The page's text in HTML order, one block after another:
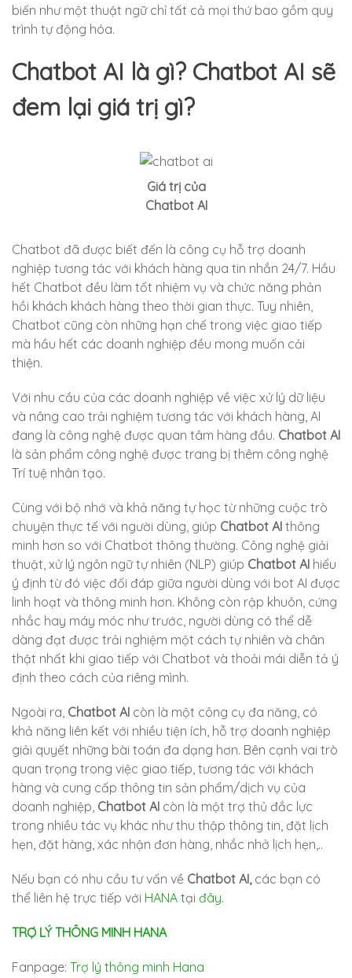
biến như một thuật ngữ chỉ tất cả mọi thứ bao gồm quy
trình tự động hóa.
Chatbot AI là gì? Chatbot AI sẽ
đem lại giá trị gì?
Giá trị của
Chatbot AI
Chatbot đã được biết đến là công cụ hỗ trợ doanh
nghiệp tương tác với khách hàng qua tin nhắn 24/7. Hầu
hết Chatbot đều làm tốt nhiệm vụ và chức năng phản
hồi khách khách hàng theo thời gian thực. Tuy nhiên,
Chatbot cũng còn những hạn chế trong việc giao tiếp
mà hầu hết các doanh nghiệp đều mong muốn cải
thiện.
Với nhu cầu của các doanh nghiệp về việc xử lý dữ liệu
và nâng cao trải nghiệm tương tác với khách hàng, AI
đang là công nghệ được quan tâm hàng đầu. Chatbot AI
là sản phẩm công nghệ được trang bị thêm công nghệ
Trí tuệ nhân tạo.
Cùng với bộ nhớ và khả năng tự học từ những cuộc trò
chuyện thực tế với người dùng, giúp Chatbot AI thông
minh hơn so với Chatbot thông thường. Công nghệ giải
thuật, xử lý ngôn ngữ tự nhiên (NLP) giúp Chatbot AI hiểu
ý định từ đó việc đối đáp giữa người dùng với bot AI được
linh hoạt và thông minh hơn. Không còn rập khuôn, cứng
nhắc hay máy móc như trước, người dùng có thể dễ
dàng đạt được trải nghiệm một cách tự nhiên và chân
thật nhất khi giao tiếp với Chatbot và thoải mái diễn tả ý
định theo cách của riêng mình.
Ngoài ra, Chatbot AI còn là một công cụ đa năng, có
khả năng liên kết với nhiều tiện ích, hỗ trợ doanh nghiệp
giải quyết những bài toán đa dạng hơn. Bên cạnh vai trò
quan trọng trong việc giao tiếp, tương tác với khách
hàng và cung cấp thông tin sản phẩm/dịch vụ của
doanh nghiệp, Chatbot AI còn là một trợ thủ đắc lực
trong nhiều tác vụ khác như thu thập thông tin, đặt lịch
hẹn, đặt hàng, xác nhận đơn hàng, nhắc nhở lịch hẹn,..
Nếu bạn có nhu cầu tư vấn về Chatbot AI,các bạn có
thể liên hệ trực tiếp với HANA tại đây.
TRỢ LÝ THÔNG MINH HANA
Fanpage: Trợ lý thông minh Hana